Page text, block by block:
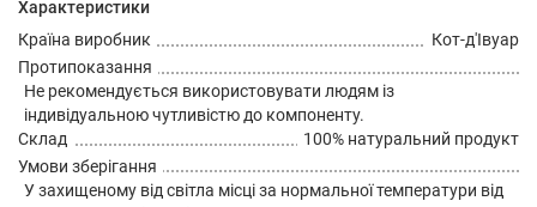
Характеристики
Країна виробник
Кот-д'Івуар
Протипоказання
Не рекомендується використовувати людям із
індивідуальною чутливістю до компоненту.
Склад
100% натуральний продукт
Умови зберігання
У захищеному від світла місці за нормальної температури від